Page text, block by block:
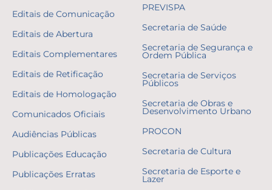
Editais de Comunicação
Editais de Abertura
Editais Complementares
Editais de Retificação
Editais de Homologação
Comunicados Oficiais
Audiências Públicas
Publicações Educação
Publicações Erratas
PREVISPA
Secretaria de Saúde
Secretaria de Segurança e
Ordem Pública
Secretaria de Serviços
Públicos
Secretaria de Obras e
Desenvolvimento Urbano
PROCON
Secretaria de Cultura
Secretaria de Esporte e
Lazer